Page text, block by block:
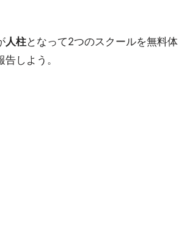
人柱となって2つのスクールを無料体
しよう。